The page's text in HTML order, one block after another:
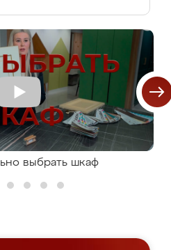
выбрать шкаф